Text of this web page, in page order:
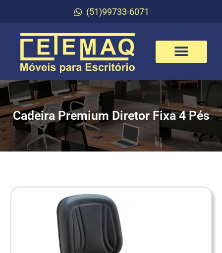
(51)99733-6071
Cadeira Premium Diretor Fixa 4 Pés